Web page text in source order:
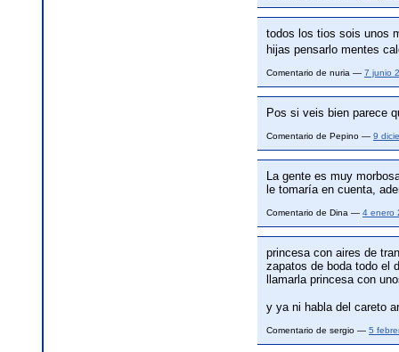
todos los tios sois unos
hijas pensarlo mentes
Comentario de nuria — 7 junio
Pos si veis bien parece
Comentario de Pepino — 9
La gente es muy
le tomaría en cuenta,
Comentario de Dina — 4 enero
princesa con aires de
zapatos de boda todo el
llamarla princesa con
y ya ni habla del careto
Comentario de sergio — 5